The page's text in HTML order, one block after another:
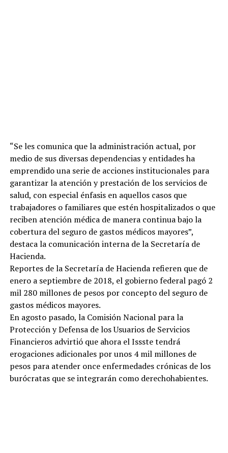
“Se les comunica que la administración actual, por
medio de sus diversas dependencias y entidades ha
emprendido una serie de acciones institucionales para
garantizar la atención y prestación de los servicios de
salud, con especial énfasis en aquellos casos que
trabajadores o familiares que estén hospitalizados o que
reciben atención médica de manera continua bajo la
cobertura del seguro de gastos médicos mayores”,
destaca la comunicación interna de la Secretaría de
Hacienda.
Reportes de la Secretaría de Hacienda refieren que de
enero a septiembre de 2018, el gobierno federal pagó 2
mil 280 millones de pesos por concepto del seguro de
gastos médicos mayores.
En agosto pasado, la Comisión Nacional para la
Protección y Defensa de los Usuarios de Servicios
Financieros advirtió que ahora el Issste tendrá
erogaciones adicionales por unos 4 mil millones de
pesos para atender once enfermedades crónicas de los
burócratas que se integrarán como derechohabientes.